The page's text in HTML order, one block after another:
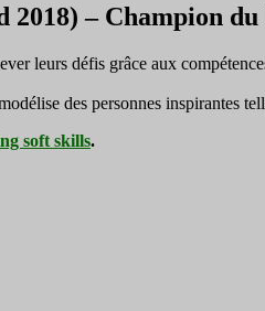
– Champion
leurs défis grâce aux
des personnes inspirantes
soft skills.